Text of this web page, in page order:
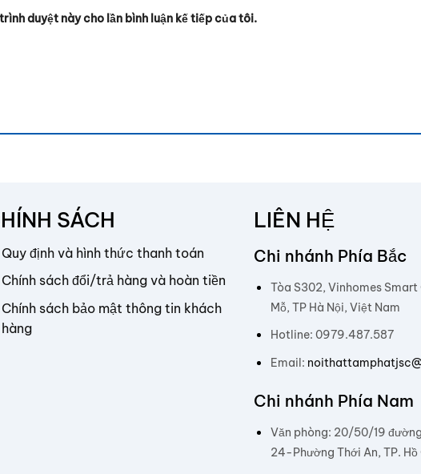
duyệt này cho lần bình luận kế tiếp của tôi.
SÁCH
Quy định và hình thức thanh toán
Chính sách đổi/trả hàng và hoàn tiền
Chính sách bảo mật thông tin khách
hàng
LIÊN HỆ
Chi nhánh Phía Bắc
Tòa S302, Vinhomes Smart
Mỗ, TP Hà Nội, Việt Nam
Hotline: 0979.487.587
Email:
Chi nhánh Phía Nam
Văn phòng: 20/50/19
24-Phường Thới An, TP. Hồ